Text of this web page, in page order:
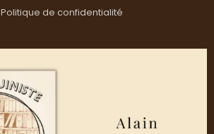
Politique de confidentialité